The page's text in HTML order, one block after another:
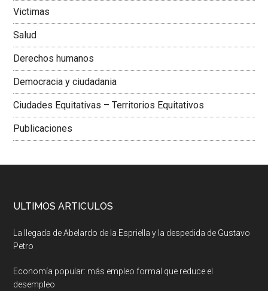
Victimas
Salud
Derechos humanos
Democracia y ciudadania
Ciudades Equitativas – Territorios Equitativos
Publicaciones
ULTIMOS ARTICULOS
La llegada de Abelardo de la Espriella y la despedida de Gustavo
Petro
Economía popular: más empleo formal que reduce el
desempleo